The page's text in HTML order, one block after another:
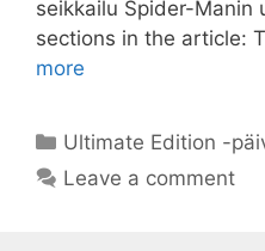
seikkailu Spider-Manin
sections in the article:
more
Categories
Ultimate Edition -
Leave a comment